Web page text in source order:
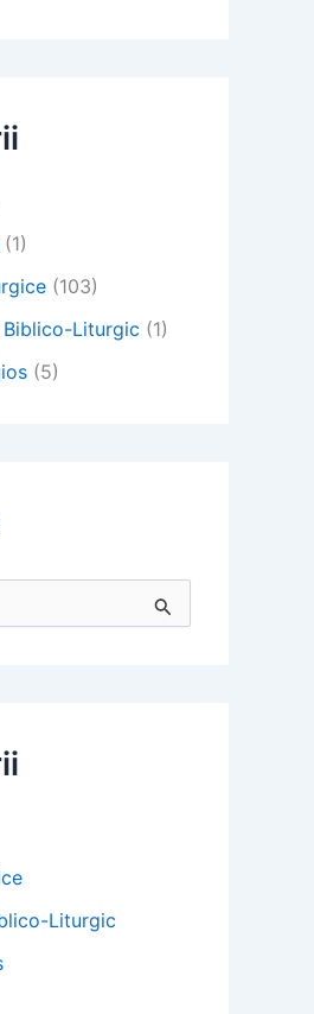
(1)
(103)
Liturgic (1)
(5)
Liturgic